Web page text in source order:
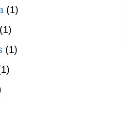
(1)
(1)
(1)